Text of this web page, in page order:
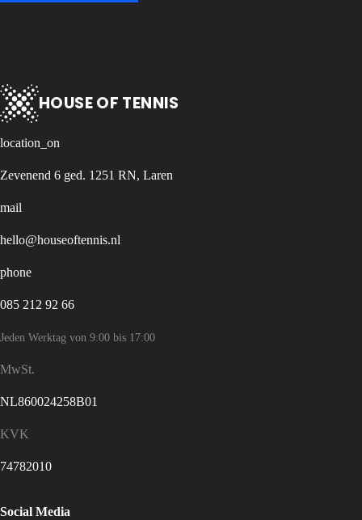
HOUSE OF TENNIS
location_on
Zevenend 6 ged. 1251 RN, Laren
mail
hello@houseoftennis.nl
phone
085 212 92 66
Jeden Werktag von 9:00 bis 17:00
MwSt.
NL860024258B01
KVK
74782010
Social Media